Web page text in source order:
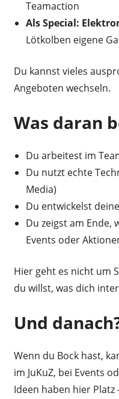
Teamaction
Als Special:
Lötkolben eigene
Du kannst vieles
Angeboten wechseln.
Was daran
Du arbeitest im
Du nutzt echte
Media)
Du entwickelst
Du zeigst am Ende,
Events oder
Hier geht es nicht um
du willst, was dich
Und
Wenn du Bock hast,
im JuKuZ, bei Events
Ideen haben hier